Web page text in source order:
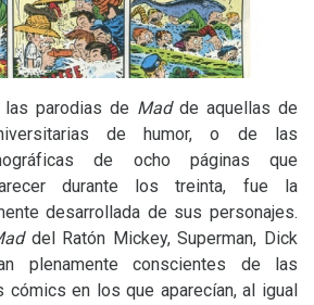
parodias de Madde aquellas de
de humor, o de las
de ocho páginas que
durante los treinta, fue la
desarrollada de sus personajes.
del Ratón Mickey, Superman, Dick
plenamente conscientes de las
cómics en los que aparecían, al igual